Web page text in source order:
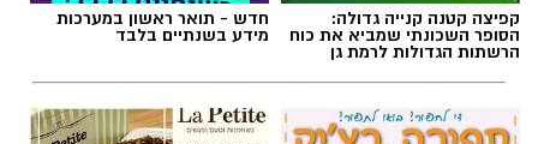
קפיצה קטנה קנייה גדולה:
הסופר השכונתי שמביא את כוח
הרשתות הגדולות לרמת גן
חדש - תואר ראשון במערכות
מידע בשנתיים בלבד